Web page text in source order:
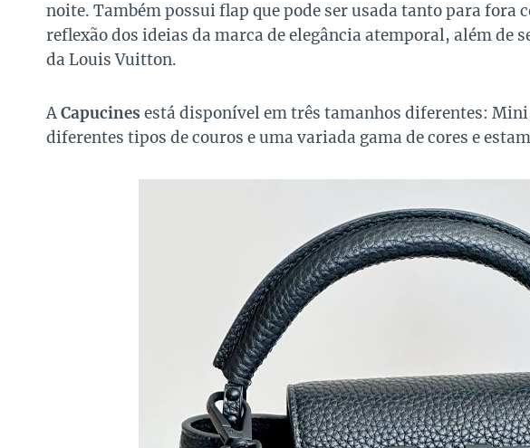
noite. Também possui flap que pode ser usada tanto para fora
reflexão dos ideias da marca de elegância atemporal, além de
da Louis Vuitton.
ACapucines está disponível em três tamanhos diferentes:
diferentes tipos de couros e uma variada gama de cores e